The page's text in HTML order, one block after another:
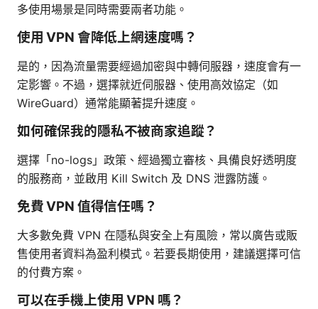
多使用場景是同時需要兩者功能。
使用 VPN 會降低上網速度嗎？
是的，因為流量需要經過加密與中轉伺服器，速度會有一
定影響。不過，選擇就近伺服器、使用高效協定（如
WireGuard）通常能顯著提升速度。
如何確保我的隱私不被商家追蹤？
選擇「no-logs」政策、經過獨立審核、具備良好透明度
的服務商，並啟用 Kill Switch 及 DNS 泄露防護。
免費 VPN 值得信任嗎？
大多數免費 VPN 在隱私與安全上有風險，常以廣告或販
售使用者資料為盈利模式。若要長期使用，建議選擇可信
的付費方案。
可以在手機上使用 VPN 嗎？